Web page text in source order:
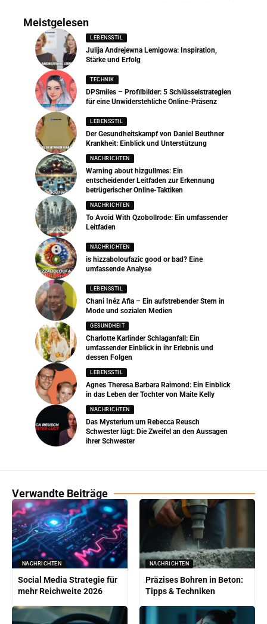
Meistgelesen
LEBENSSTIL
Julija Andrejewna Lemigowa: Inspiration,
Stärke und Erfolg
TECHNIK
DPSmiles – Profilbilder: 5 Schlüsselstrategien
für eine Unwiderstehliche Online-Präsenz
LEBENSSTIL
Der Gesundheitskampf von Daniel Beuthner
Krankheit: Einblick und Unterstützung
NACHRICHTEN
Warning about hizgullmes: Ein
entscheidender Leitfaden zur Erkennung
betrügerischer Online-Taktiken
NACHRICHTEN
To Avoid With Qzobollrode: Ein umfassender
Leitfaden
NACHRICHTEN
is hizzaboloufazic good or bad? Eine
umfassende Analyse
LEBENSSTIL
Chani Inéz Afia – Ein aufstrebender Stern in
Mode und sozialen Medien
GESUNDHEIT
Charlotte Karlinder Schlaganfall: Ein
umfassender Einblick in ihr Erlebnis und
dessen Folgen
LEBENSSTIL
Agnes Theresa Barbara Raimond: Ein Einblick
in das Leben der Tochter von Maite Kelly
NACHRICHTEN
Das Mysterium um Rebecca Reusch
Schwester lügt: Die Zweifel an den Aussagen
ihrer Schwester
Verwandte Beiträge
NACHRICHTEN
Social Media Strategie für
mehr Reichweite 2026
NACHRICHTEN
Präzises Bohren in Beton:
Tipps & Techniken